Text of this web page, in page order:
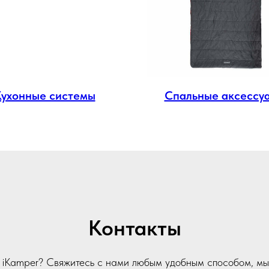
системы Спальные
Контакты
iKamper? Свяжитесь с нами любым удобным способом,